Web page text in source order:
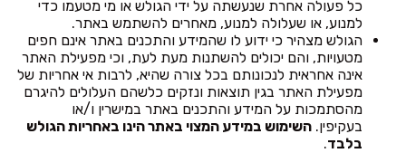
כל פעולה אחרת שנעשתה על ידי הגולש או מי מטעמו כדי
למנוע, או שעלולה למנוע, מאחרים להשתמש באתר.
הגולש מצהיר כי ידוע לו שהמידע והתכנים באתר אינם חפים
מטעויות, והם יכולים להשתנות מעת לעת, וכי מפעילת האתר
אינה אחראית לנכונותם בכל צורה שהיא, לרבות אי אחריות של
מפעילת האתר בגין תוצאות ונזקים כלשהם העלולים להיגרם
מהסתמכות על המידע והתכנים באתר במישרין ו/או
בעקיפין. השימוש במידע המצוי באתר הינו באחריות הגולש
בלבד.